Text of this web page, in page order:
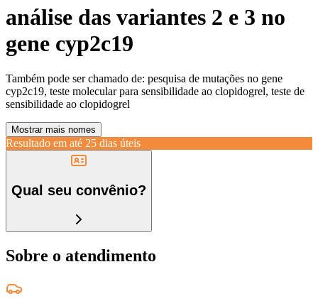
análise das variantes 2 e 3 no
gene cyp2c19
Também pode ser chamado de: pesquisa de mutações no gene
cyp2c19, teste molecular para sensibilidade ao clopidogrel, teste de
sensibilidade ao clopidogrel
Mostrar mais nomes
Resultado em até 25 dias úteis
Qual seu convênio?
Sobre o atendimento